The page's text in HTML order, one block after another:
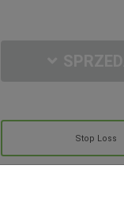
Stop Loss